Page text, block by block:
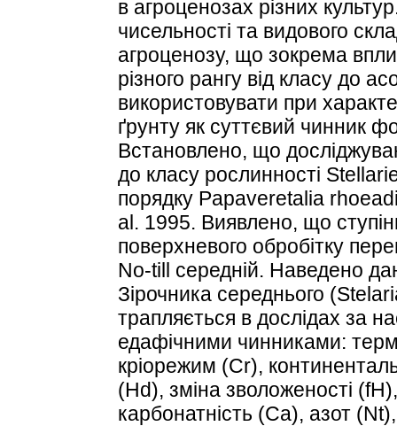
в агроценозах різних
чисельності та видового
агроценозу, що зокрема
різного рангу від класу до
використовувати при
ґрунту як суттєвий чинник
Встановлено, що
до класу рослинності
порядку Papaveretalia
al. 1995. Виявлено, що
поверхневого обробітку
No-till середній. Наведено
Зірочника середнього
трапляється в дослідах за
едафічними чинниками:
кріорежим (Cr),
(Hd), зміна зволоженості
карбонатність (Ca), азот